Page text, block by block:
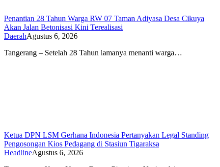
Penantian 28 Tahun Warga RW 07 Taman Adiyasa Desa Cikuya
Akan Jalan Betonisasi Kini Terealisasi
DaerahAgustus 6, 2026
Tangerang – Setelah 28 Tahun lamanya menanti warga…
Ketua DPN LSM Gerhana Indonesia Pertanyakan Legal Standing
Pengosongan Kios Pedagang di Stasiun Tigaraksa
HeadlineAgustus 6, 2026